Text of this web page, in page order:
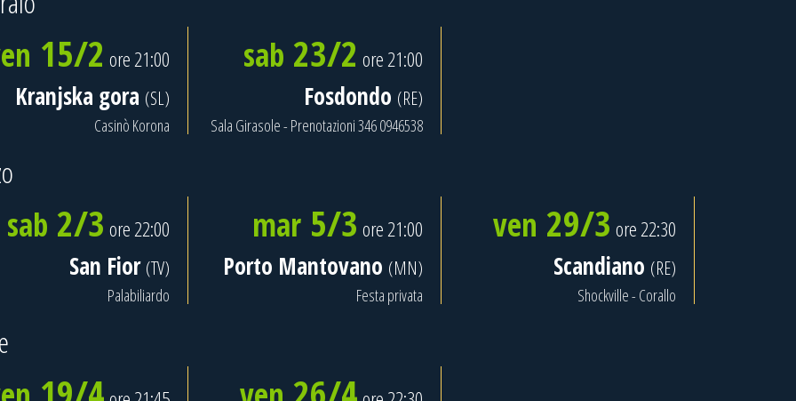
15/2 ore 21:00
Kranjska gora (SL)
Casinò Korona
sab 23/2 ore 21:00
Fosdondo (RE)
Sala Girasole - Prenotazioni 346 0946538
sab 2/3 ore 22:00
San Fior (TV)
Palabiliardo
mar5/3 ore 21:00
Porto Mantovano (MN)
Festa privata
ven 29/3 ore 22:30
Scandiano (RE)
Shockville - Corallo